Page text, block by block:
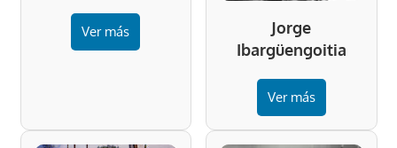
Ver más
Jorge
Ibargüengoitia
Ver más